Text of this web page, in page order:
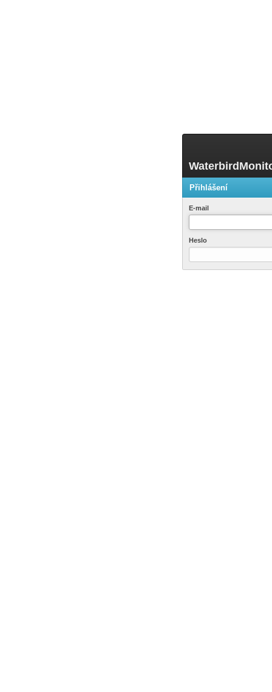
Přihlášení
E-mail
Heslo